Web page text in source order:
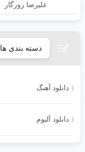
علیرضا روزگار
دسته بندی ها
دانلود آهنگ
دانلود آلبوم